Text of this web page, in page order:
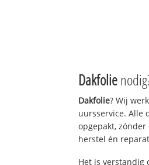
Dakfolie
Dakfolie? Wij
uursservice. Alle
opgepakt,
herstel én
Het is verstandig